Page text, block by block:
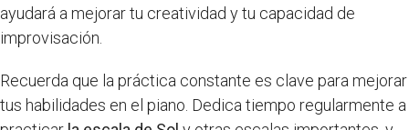
ayudará a mejorar tu creatividad y tu capacidad de
improvisación.
Recuerda que la práctica constante es clave para mejorar
tus habilidades en el piano. Dedica tiempo regularmente a